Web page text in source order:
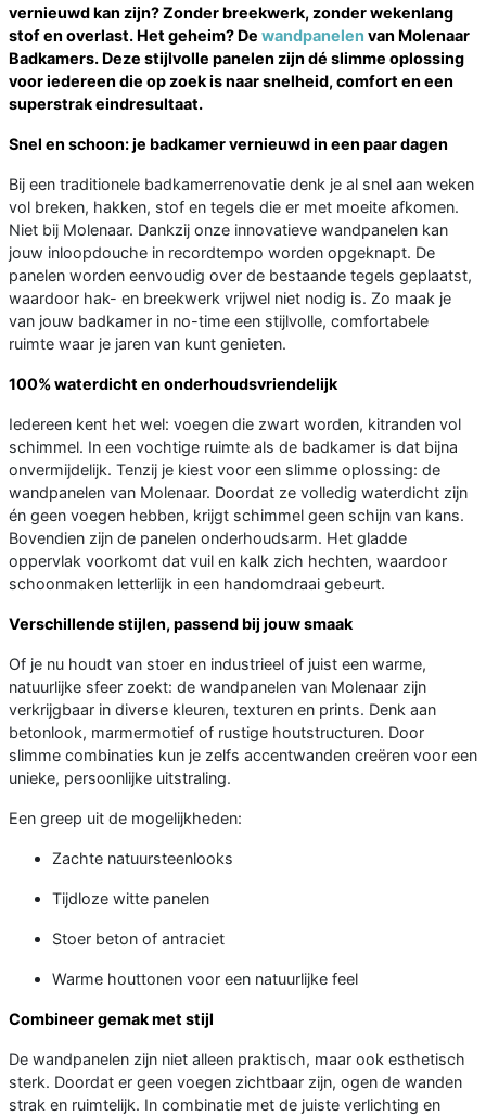
vernieuwd kan zijn? Zonder breekwerk, zonder wekenlang
stof en overlast. Het geheim? De wandpanelen van Molenaar
Badkamers. Deze stijlvolle panelen zijn dé slimme oplossing
voor iedereen die op zoek is naar snelheid, comfort en een
superstrak eindresultaat.
Snel en schoon: je badkamer vernieuwd in een paar dagen
Bij een traditionele badkamerrenovatie denk je al snel aan weken
vol breken, hakken, stof en tegels die er met moeite afkomen.
Niet bij Molenaar. Dankzij onze innovatieve wandpanelen kan
jouw inloopdouche in recordtempo worden opgeknapt. De
panelen worden eenvoudig over de bestaande tegels geplaatst,
waardoor hak- en breekwerk vrijwel niet nodig is. Zo maak je
van jouw badkamer in no-time een stijlvolle, comfortabele
ruimte waar je jaren van kunt genieten.
100% waterdicht en onderhoudsvriendelijk
Iedereen kent het wel: voegen die zwart worden, kitranden vol
schimmel. In een vochtige ruimte als de badkamer is dat bijna
onvermijdelijk. Tenzij je kiest voor een slimme oplossing: de
wandpanelen van Molenaar. Doordat ze volledig waterdicht zijn
én geen voegen hebben, krijgt schimmel geen schijn van kans.
Bovendien zijn de panelen onderhoudsarm. Het gladde
oppervlak voorkomt dat vuil en kalk zich hechten, waardoor
schoonmaken letterlijk in een handomdraai gebeurt.
Verschillende stijlen, passend bij jouw smaak
Of je nu houdt van stoer en industrieel of juist een warme,
natuurlijke sfeer zoekt: de wandpanelen van Molenaar zijn
verkrijgbaar in diverse kleuren, texturen en prints. Denk aan
betonlook, marmermotief of rustige houtstructuren. Door
slimme combinaties kun je zelfs accentwanden creëren voor een
unieke, persoonlijke uitstraling.
Een greep uit de mogelijkheden:
Zachte natuursteenlooks
Tijdloze witte panelen
Stoer beton of antraciet
Warme houttonen voor een natuurlijke feel
Combineer gemak met stijl
De wandpanelen zijn niet alleen praktisch, maar ook esthetisch
sterk. Doordat er geen voegen zichtbaar zijn, ogen de wanden
strak en ruimtelijk. In combinatie met de juiste verlichting en